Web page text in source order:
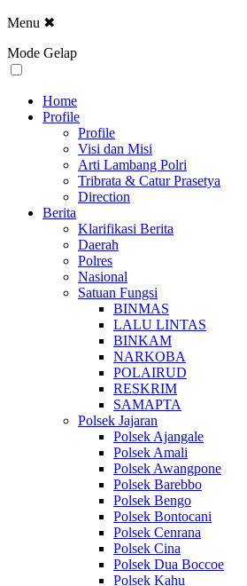
Menu ✖
Mode Gelap
Home
Profile
Profile
Visi dan Misi
Arti Lambang Polri
Tribrata & Catur Prasetya
Direction
Berita
Klarifikasi Berita
Daerah
Polres
Nasional
Satuan Fungsi
BINMAS
LALU LINTAS
BINKAM
NARKOBA
POLAIRUD
RESKRIM
SAMAPTA
Polsek Jajaran
Polsek Ajangale
Polsek Amali
Polsek Awangpone
Polsek Barebbo
Polsek Bengo
Polsek Bontocani
Polsek Cenrana
Polsek Cina
Polsek Dua Boccoe
Polsek Kahu